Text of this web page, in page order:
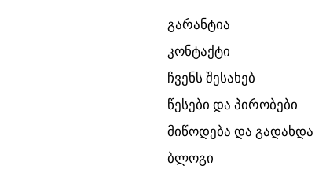
გარანტია
კონტაქტი
ჩვენს შესახებ
წესები და პირობები
მიწოდება და გადახდა
ბლოგი